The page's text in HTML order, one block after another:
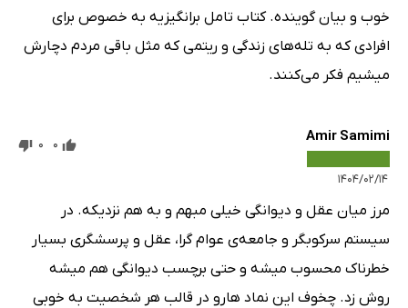
خوب و بیان گوینده. کتاب تامل برانگیزیه به خصوص برای
افرادی که به تله‌های زندگی و ریتمی که مثل باقی مردم دچارش
میشیم فکر می‌کنند.
Amir Samimi
۱۴۰۴/۰۲/۱۴
0
0
مرز میان عقل و دیوانگی خیلی مبهم و به هم نزدیکه. در
سیستم سرکوبگر و جامعه‌ی عوام گرا، عقل و پرسشگری بسیار
خطرناک محسوب میشه و حتی برچسب دیوانگی هم میشه
روش زد. چخوف این نماد هارو در قالب هر شخصیت به خوبی